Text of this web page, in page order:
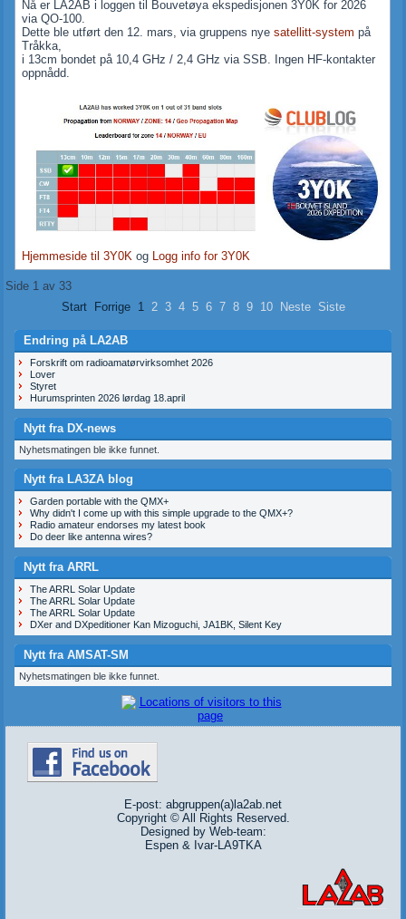
Nå er LA2AB i loggen til Bouvetøya ekspedisjonen 3Y0K for 2026
via QO-100.
Dette ble utført den 12. mars, via gruppens nyesatellitt-system på
Tråkka,
i 13cm bondet på 10,4 GHz / 2,4 GHz via SSB. Ingen HF-kontakter
oppnådd.
Hjemmeside til 3Y0K og Logg info for 3Y0K
Side 1 av 33
Start
Forrige 1 2 3 4 5 6 7 8 9 10 Neste Siste
Endring på LA2AB
Forskrift om radioamatørvirksomhet 2026
Lover
Styret
Hurumsprinten 2026 lørdag 18.april
Nytt fra DX-news
Nyhetsmatingen ble ikke funnet.
Nytt fra LA3ZA blog
Garden portable with the QMX+
Why didn't I come up with this simple upgrade to the QMX+?
Radio amateur endorses my latest book
Do deer like antenna wires?
Nytt fra ARRL
The ARRL Solar Update
The ARRL Solar Update
The ARRL Solar Update
DXer and DXpeditioner Kan Mizoguchi, JA1BK, Silent Key
Nytt fra AMSAT-SM
Nyhetsmatingen ble ikke funnet.
E-post: abgruppen(a)la2ab.net
Copyright © All Rights Reserved.
Designed by Web-team:
Espen & Ivar-LA9TKA